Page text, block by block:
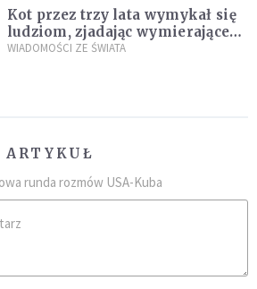
Kot przez trzy lata wymykał się
ludziom, zjadając wymierające
kaczki. W końcu popełnił
WIADOMOŚCI ZE ŚWIATA
ARTYKUŁ
runda rozmów USA-Kuba